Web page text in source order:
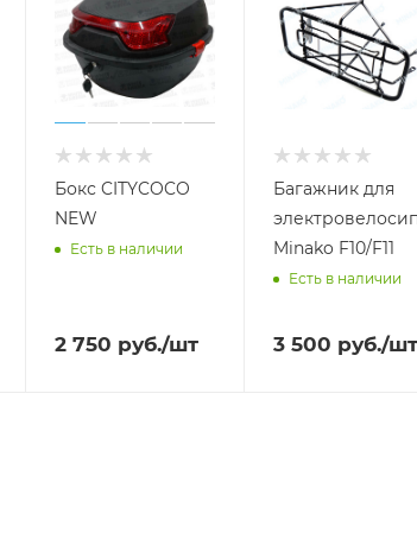
Бокс CITYCOCO
NEW
Есть в наличии
2 750 руб./шт
Багажник для
Minako F10/F11
Есть в наличии
3 500 руб./шт